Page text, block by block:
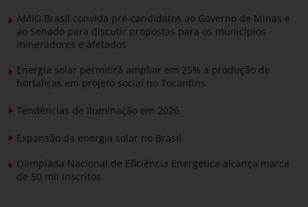
AMIG Brasil convida pré-candidatos ao Governo de Minas e
ao Senado para discutir propostas para os municípios
mineradores e afetados
Energia solar permitirá ampliar em 25% a produção de
hortaliças em projeto social no Tocantins
Tendências de Iluminação em 2026
Expansão da energia solar no Brasil
Olimpíada Nacional de Eficiência Energética alcança marca
de 50 mil inscritos